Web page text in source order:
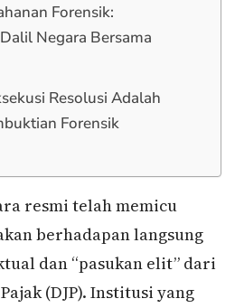
Forensik:
Negara Bersama
Resolusi Adalah
Forensik
resmi telah memicu
berhadapan langsung
dan “pasukan elit” dari
(DJP). Institusi yang